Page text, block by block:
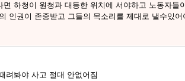
하청이 원청과 대등한 위치에 서야하고 노동자들
인권이 존중받고 그들의 목소리를 제대로 낼수있
려봐야 사고 절대 안없어짐